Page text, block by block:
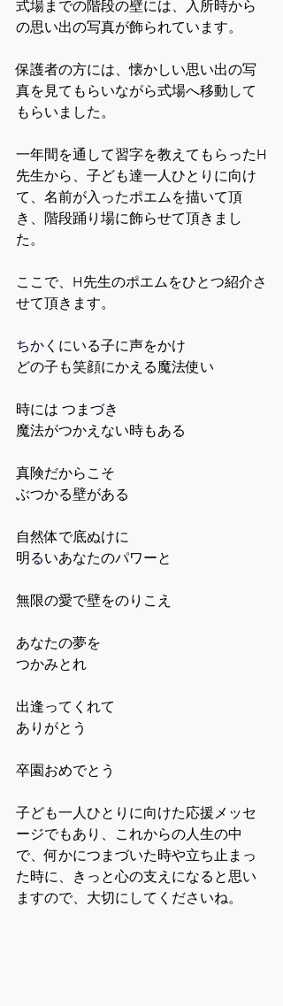
式場までの階段の壁には、入所時から
の思い出の写真が飾られています。
保護者の方には、懐かしい思い出の写
真を見てもらいながら式場へ移動して
もらいました。
一年間を通して習字を教えてもらったH
先生から、子ども達一人ひとりに向け
て、名前が入ったポエムを描いて頂
き、階段踊り場に飾らせて頂きまし
た。
ここで、H先生のポエムをひとつ紹介さ
せて頂きます。
ちか くにいる子に声をかけ
どの子も笑顔にかえる魔法使い
時には つま づき
魔法がつかえない時もある
真険だからこそ
ぶつかる壁がある
自然体で底ぬけに
明 るいあなたのパワーと
無限の愛で壁をのりこえ
あなたの夢を
つかみとれ
出逢ってくれて
ありがとう
卒園おめでとう
子ども一人ひとりに向けた応援メッセ
ージでもあり、これからの人生の中
で、何かにつまづいた時や立ち止まっ
た時に、きっと心の支えになると思い
ますので、大切にしてくださいね。